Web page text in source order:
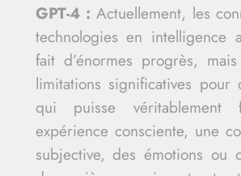
GPT-4 : Actuellement, les
technologies en intelligence
fait d’énormes progrès,
limitations significatives
qui puisse véritablement
expérience consciente, une
subjective, des émotions ou